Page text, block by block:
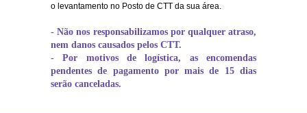
o levantamento no Posto de CTT da sua área.
- Não nos responsabilizamos por qualquer atraso,
nem danos causados pelos CTT.
- Por motivos de logística, as encomendas
pendentes de pagamento por mais de 15 dias
serão canceladas.